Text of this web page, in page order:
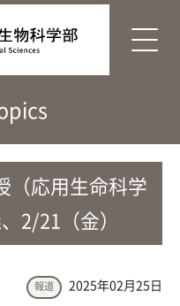
（応用生命科学
2/21（金）
報道 2025年02月25日